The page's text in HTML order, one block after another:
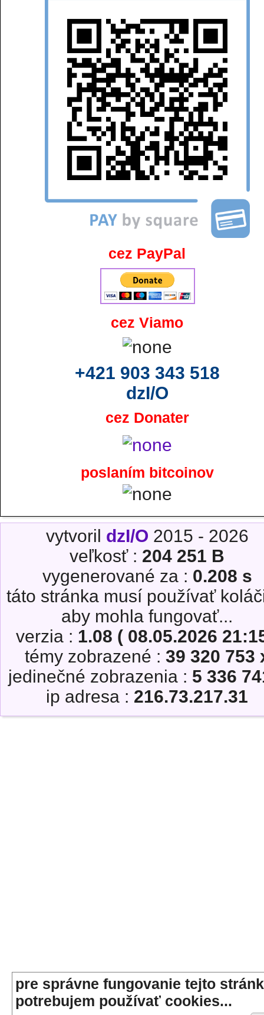
pre správne fungovanie tejto
potrebujem používať cookies...
cez PayPal
cez Viamo
+421 903 343 518
dzI/O
cez Donater
poslaním bitcoinov
vytvoril dzI/O 2015 - 2026
veľkosť : 204 251 B
vygenerované za : 0.208 s
táto stránka musí používať
aby mohla fungovať...
verzia : 1.08 ( 08.05.2026
témy zobrazené : 39 320 753
jedinečné zobrazenia : 5 336
ip adresa : 216.73.217.31